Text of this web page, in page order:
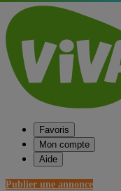
Favoris
Mon compte
Aide
Publier une annonce